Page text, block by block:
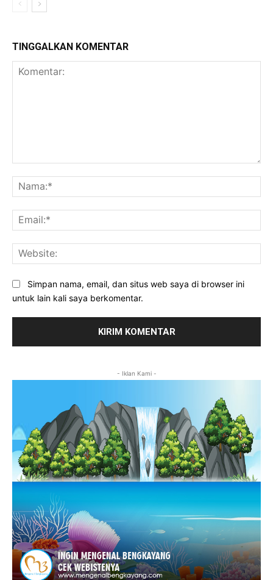
TINGGALKAN KOMENTAR
Simpan nama, email, dan situs web saya di browser ini
untuk lain kali saya berkomentar.
- Iklan Kami -